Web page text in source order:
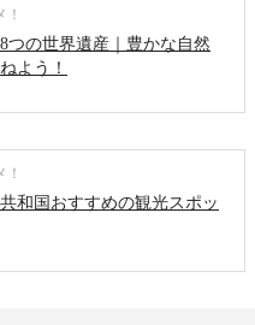
つの世界遺産｜豊かな自然
よう！
和国おすすめの観光スポッ